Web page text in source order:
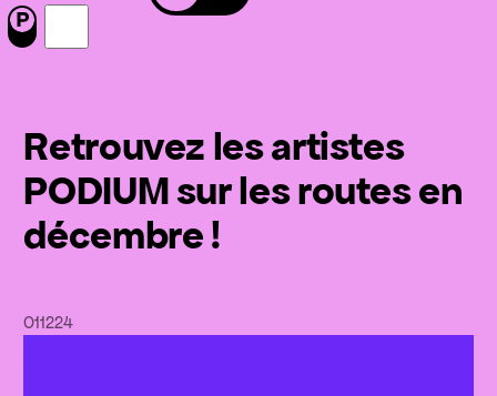
Menu
Nous suivre sur Facebook
Nous suivre sur Instagram
Retrouvez les artistes
PODIUM sur les routes en
décembre !
011224